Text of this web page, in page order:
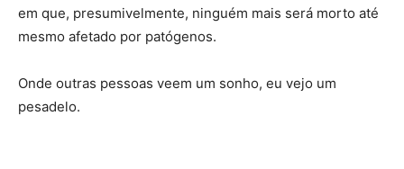
em que, presumivelmente, ninguém mais será morto até
mesmo afetado por patógenos.
Onde outras pessoas veem um sonho, eu vejo um
pesadelo.